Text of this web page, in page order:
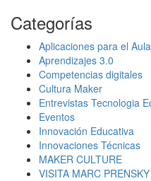
Categorías
Aplicaciones para el Aula
Aprendizajes 3.0
Competencias digitales
Cultura Maker
Entrevistas Tecnologia
Eventos
Innovación Educativa
Innovaciones Técnicas
MAKER CULTURE
VISITA MARC PRENSKY